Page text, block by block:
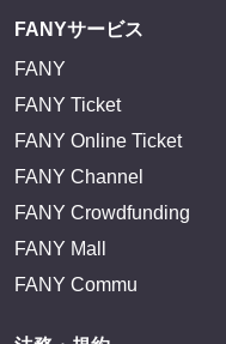
FANYサービス
FANY
FANY Ticket
FANY Online Ticket
FANY Channel
FANY Crowdfunding
FANY Mall
FANY Commu